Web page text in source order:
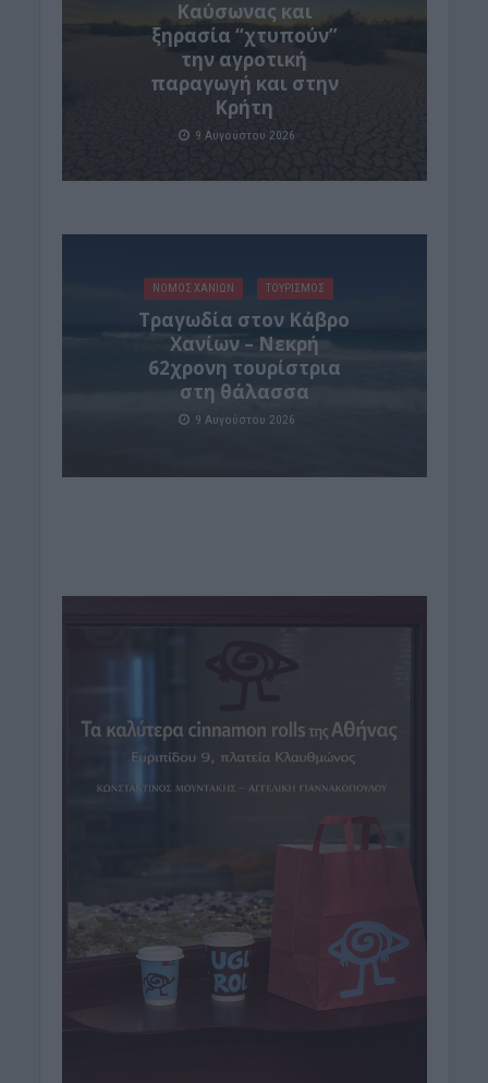
Καύσωνας και
ξηρασία “χτυπούν”
την αγροτική
παραγωγή και στην
Κρήτη
9 Αυγούστου 2026
ΝΟΜΌΣ ΧΑΝΊΩΝ ΤΟΥΡΙΣΜΟΣ
Τραγωδία στον Κάβρο
Χανίων – Νεκρή
62χρονη τουρίστρια
στη θάλασσα
9 Αυγούστου 2026